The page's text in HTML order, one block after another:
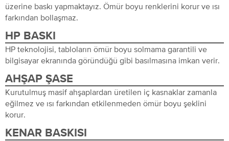
üzerine baskı yapmaktayız. Ömür boyu renklerini korur ve ısı
farkından bollaşmaz.
HP BASKI
HP teknolojisi, tabloların ömür boyu solmama garantili ve
bilgisayar ekranında göründüğü gibi basılmasına imkan verir.
AHŞAP ŞASE
Kurutulmuş masif ahşaplardan üretilen iç kasnaklar zamanla
eğilmez ve ısı farkından etkilenmeden ömür boyu şeklini
korur.
KENAR BASKISI